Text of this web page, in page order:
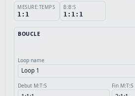
MESURE:TEMPS
1:1
B:B:S
1:1:1
BOUCLE
Loop name
Debut M:T:S Fin M:T:S